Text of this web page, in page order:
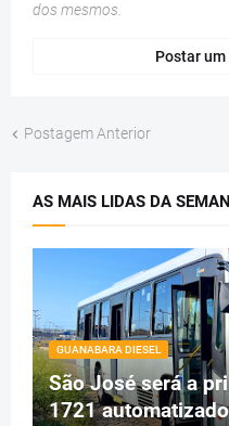
dos mesmos.
Postar
Postagem Anterior
AS MAIS LIDAS DA
GUANABARA DIESEL
São José será a
1721 automatizado